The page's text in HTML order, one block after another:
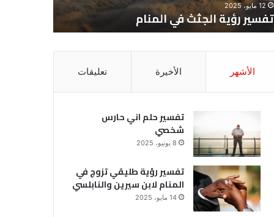
12 مايو، 2025
تفسير رؤية الجثث في المنام
الأشهر الأخيرة تعليقات
تفسير حلم اني حارس
شخصي
8 يونيو، 2025
تفسير رؤية طليقي تزوج في
المنام لابن سيرين والنابلسي
14 مايو، 2025